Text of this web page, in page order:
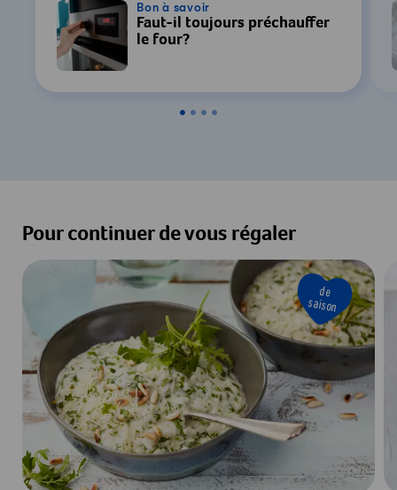
Bon à savoir
Faut-il toujours préchauffer
le four?
Pour continuer de vous régaler
de
saison